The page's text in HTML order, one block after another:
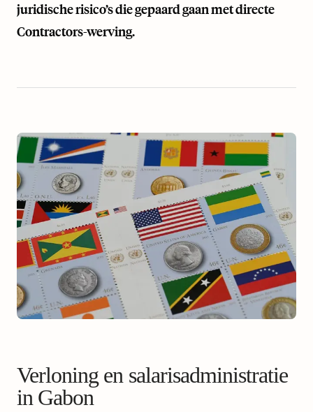
juridische risico’s die gepaard gaan met directe
Contractors-werving.
Verloning en salarisadministratie
in Gabon